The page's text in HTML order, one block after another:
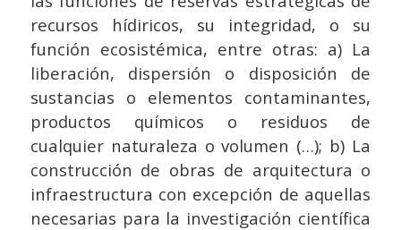
recursos hídiricos, su integridad, o su
función ecosistémica, entre otras: a) La
liberación, dispersión o disposición de
sustancias o elementos contaminantes,
productos químicos o residuos de
cualquier naturaleza o volumen (…); b) La
construcción de obras de arquitectura o
infraestructura con excepción de aquellas
necesarias para la investigación científica